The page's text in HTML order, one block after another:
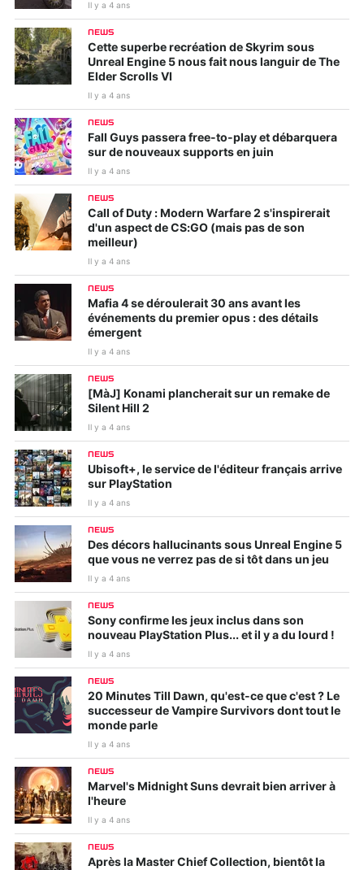
Il y a 4 ans
NEWS
Cette superbe recréation de Skyrim sous
Unreal Engine 5 nous fait nous languir de The
Elder Scrolls VI
Il y a 4 ans
NEWS
Fall Guys passera free-to-play et débarquera
sur de nouveaux supports en juin
Il y a 4 ans
NEWS
Call of Duty : Modern Warfare 2 s'inspirerait
d'un aspect de CS:GO (mais pas de son
meilleur)
Il y a 4 ans
NEWS
Mafia 4 se déroulerait 30 ans avant les
événements du premier opus : des détails
émergent
Il y a 4 ans
NEWS
[MàJ] Konami plancherait sur un remake de
Silent Hill 2
Il y a 4 ans
NEWS
Ubisoft+, le service de l'éditeur français arrive
sur PlayStation
Il y a 4 ans
NEWS
Des décors hallucinants sous Unreal Engine 5
que vous ne verrez pas de si tôt dans un jeu
Il y a 4 ans
NEWS
Sony confirme les jeux inclus dans son
nouveau PlayStation Plus... et il y a du lourd !
Il y a 4 ans
NEWS
20 Minutes Till Dawn, qu'est-ce que c'est ? Le
successeur de Vampire Survivors dont tout le
monde parle
Il y a 4 ans
NEWS
Marvel's Midnight Suns devrait bien arriver à
l'heure
Il y a 4 ans
NEWS
Après la Master Chief Collection, bientôt la